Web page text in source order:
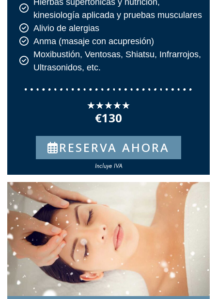
kinesiología aplicada y pruebas musculares
Alivio de alergias
Anma (masaje con acupresión)
Moxibustión, Ventosas, Shiatsu, Infrarrojos,
Ultrasonidos, etc.
★★★★★
€130
RESERVA AHORA
Incluye IVA